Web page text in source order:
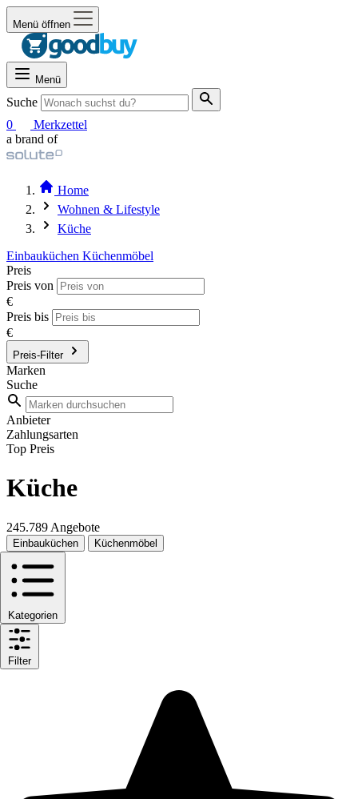
Menü öffnen
Menü
Suche
0
Merkzettel
a brand of
Home
Wohnen & Lifestyle
Küche
Einbauküchen Küchenmöbel
Preis
Preis von
€
Preis bis
€
Preis-Filter
Marken
Suche
Anbieter
Zahlungsarten
Top Preis
Küche
245.789 Angebote
Einbauküchen Küchenmöbel
Kategorien
Filter